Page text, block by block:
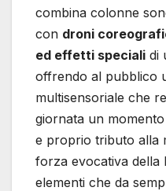
combina colonne
con droni
ed effetti speciali di
offrendo al pubblico
multisensoriale che
giornata un
e proprio tributo alla
forza evocativa della
elementi che da